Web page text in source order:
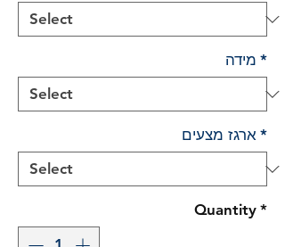
מידה *
ארגז מצעים *
Quantity *